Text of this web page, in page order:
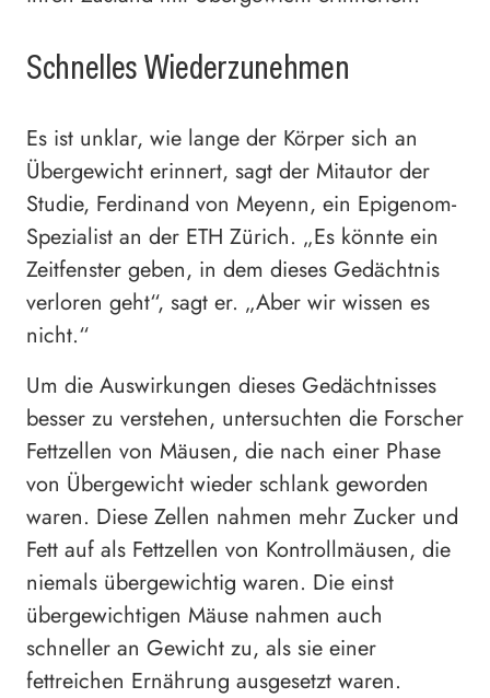
Schnelles Wiederzunehmen
Es ist unklar, wie lange der Körper sich an
Übergewicht erinnert, sagt der Mitautor der
Studie, Ferdinand von Meyenn, ein Epigenom-
Spezialist an der ETH Zürich. „Es könnte ein
Zeitfenster geben, in dem dieses Gedächtnis
verloren geht“, sagt er. „Aber wir wissen es
nicht.“
Um die Auswirkungen dieses Gedächtnisses
besser zu verstehen, untersuchten die Forscher
Fettzellen von Mäusen, die nach einer Phase
von Übergewicht wieder schlank geworden
waren. Diese Zellen nahmen mehr Zucker und
Fett auf als Fettzellen von Kontrollmäusen, die
niemals übergewichtig waren. Die einst
übergewichtigen Mäuse nahmen auch
schneller an Gewicht zu, als sie einer
fettreichen Ernährung ausgesetzt waren.